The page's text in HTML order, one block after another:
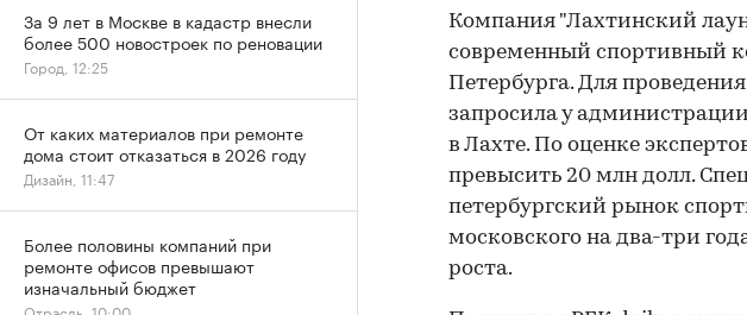
Компания "Лахтинский
современный спортивный
Петербурга. Для
запросила у
в Лахте. По оценке
превысить 20 млн долл.
петербургский рынок
московского на два-три
роста.
За 9 лет в Москве в кадастр внесли
более 500 новостроек по реновации
Город, 12:25
От каких материалов при ремонте
дома стоит отказаться в 2026 году
Дизайн, 11:47
Более половины компаний при
ремонте офисов превышают
изначальный бюджет